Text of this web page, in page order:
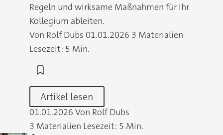
Regeln und wirksame Maßnahmen für Ihr
Kollegium ableiten.
Von Rolf Dubs 01.01.2026 3 Materialien
Lesezeit: 5 Min.
Artikel lesen
01.01.2026 Von Rolf Dubs
3 Materialien Lesezeit: 5 Min.